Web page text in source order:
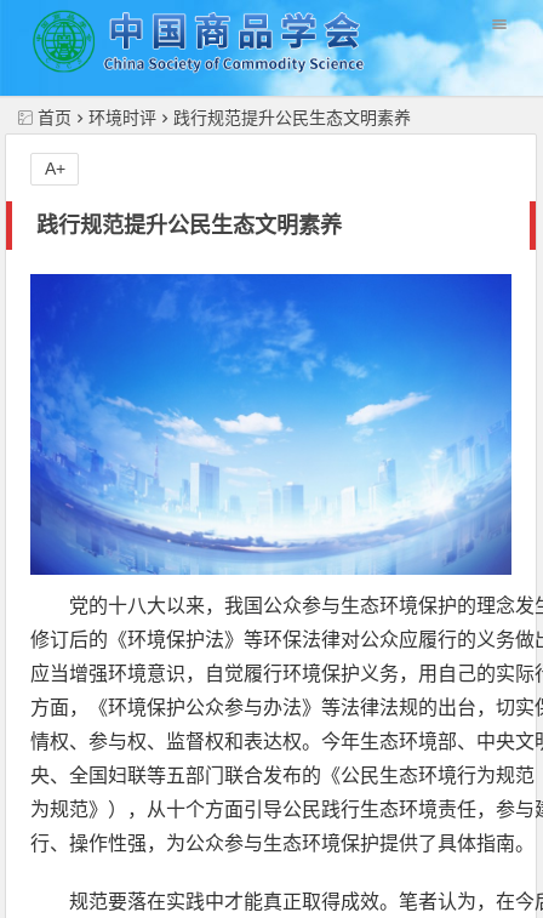
首页 环境时评 践行规范提升公民生态文明素养
践行规范提升公民生态文明素养
A+
党的十八大以来，我国公众参与生态环境保护的理念
修订后的《环境保护法》等环保法律对公众应履行的义务
应当增强环境意识，自觉履行环境保护义务，用自己的实
方面，《环境保护公众参与办法》等法律法规的出台，切
情权、参与权、监督权和表达权。今年生态环境部、中央
央、全国妇联等五部门联合发布的《公民生态环境行为规
为规范》），从十个方面引导公民践行生态环境责任，参
行、操作性强，为公众参与生态环境保护提供了具体指南。
规范要落在实践中才能真正取得成效。笔者认为，在